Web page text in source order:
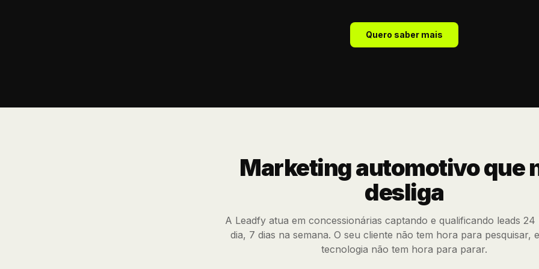
Quero saber mais
Marketing automotivo que
desliga
A Leadfy atua em concessionárias captando e qualificando leads
dia, 7 dias na semana. O seu cliente não tem hora para pesquisar,
tecnologia não tem hora para parar.